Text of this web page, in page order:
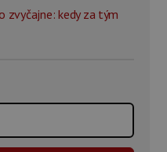
zvyčajne: kedy za tým